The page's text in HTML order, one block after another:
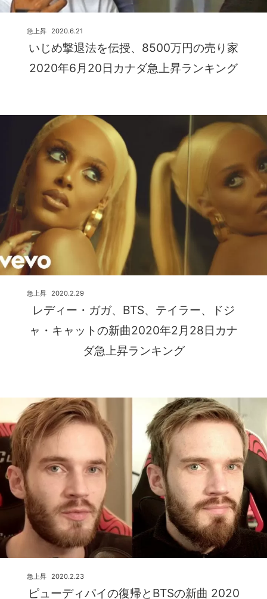
いじめ撃退法を伝授、8500万円の売り家
2020年6月20日カナダ急上昇ランキング
2020.6.21
急上昇
レディー・ガガ、BTS、テイラー、ドジ
ャ・キャットの新曲2020年2月28日カナ
ダ急上昇ランキング
2020.2.29
急上昇
ピューディパイの復帰とBTSの新曲 2020
2020.2.23
急上昇